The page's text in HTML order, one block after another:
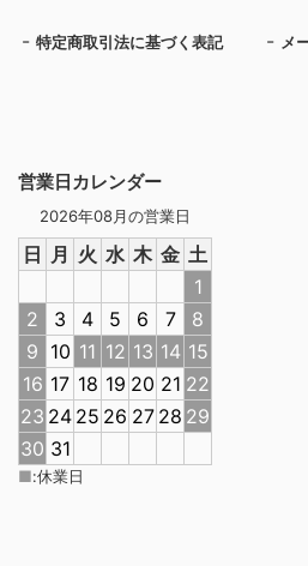
営業日カレンダー
2026年08月の営業日
日 月 火 水 木 金 土
1
2
3 4 5 6 7
8
9 10 11 12 13 14 15
16 17 18 19 20 21 22
23 24 25 26 27 28 29
30 31
■:休業日
特定商取引法に基づく表記 メ